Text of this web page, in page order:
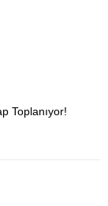
Toplanıyor!